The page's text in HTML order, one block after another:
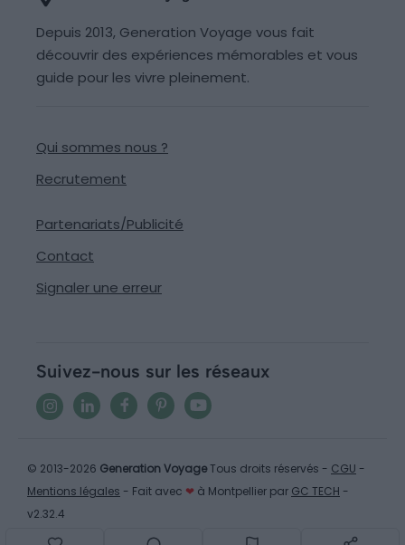
Depuis 2013, Generation Voyage vous fait
découvrir des expériences mémorables et vous
guide pour les vivre pleinement.
Qui sommes nous ?
Recrutement
Partenariats/Publicité
Contact
Signaler une erreur
Suivez-nous sur les réseaux
© 2013-2026 Generation VoyageTous droits réservés - CGU -
Mentions légales - Fait avec ❤ à Montpellier par GC TECH -
v2.32.4